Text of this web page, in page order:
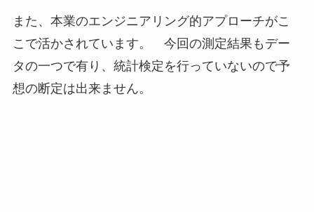
また、本業のエンジニアリング的アプローチがこ
こで活かされています。 今回の測定結果もデー
タの一つで有り、統計検定を行っていないので予
想の断定は出来ません。